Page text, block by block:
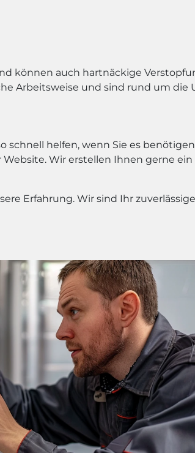
können auch hartnäckige
Arbeitsweise und sind rund um die
helfen, wenn Sie es
Wir erstellen Ihnen gerne
Erfahrung. Wir sind Ihr